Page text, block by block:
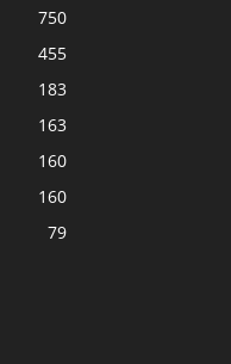
750
455
183
163
160
160
79